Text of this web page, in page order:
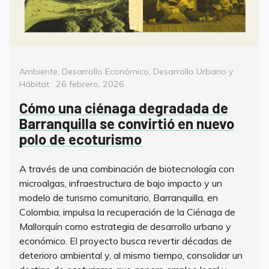
Categorías
Ambiente, Desarrollo Económico, Desarrollo Urbano y
Hábitat
Posted
26 febrero, 2026
Cómo una ciénaga degradada de
Barranquilla se convirtió en nuevo
polo de ecoturismo
A través de una combinación de biotecnología con
microalgas, infraestructura de bajo impacto y un
modelo de turismo comunitario, Barranquilla, en
Colombia, impulsa la recuperación de la Ciénaga de
Mallorquín como estrategia de desarrollo urbano y
económico. El proyecto busca revertir décadas de
deterioro ambiental y, al mismo tiempo, consolidar un